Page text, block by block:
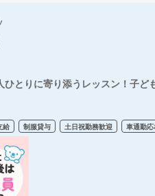
ひとりに寄り添うレッスン！子
給 制服貸与 土日祝勤務歓迎 車通勤